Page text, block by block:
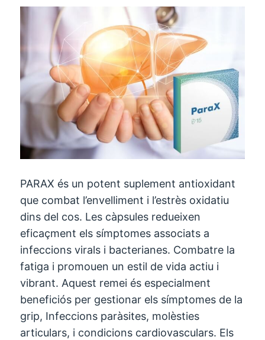
PARAX és un potent suplement antioxidant
que combat l’envelliment i l’estrès oxidatiu
dins del cos. Les càpsules redueixen
eficaçment els símptomes associats a
infeccions virals i bacterianes. Combatre la
fatiga i promouen un estil de vida actiu i
vibrant. Aquest remei és especialment
beneficiós per gestionar els símptomes de la
grip, Infeccions paràsites, molèsties
articulars, i condicions cardiovasculars. Els